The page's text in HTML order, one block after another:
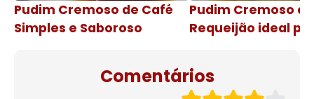
Pudim Cremoso de Café
Simples e Saboroso
Pudim Cremoso
Requeijão ideal
Comentários